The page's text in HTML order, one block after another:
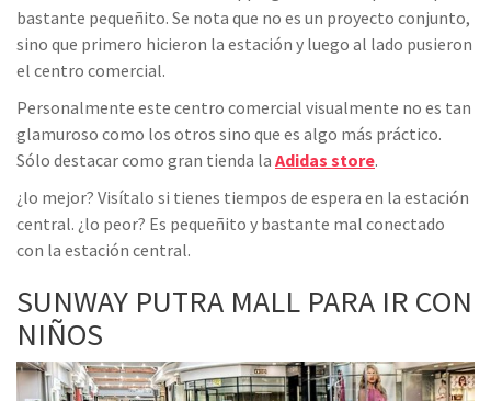
bastante pequeñito. Se nota que no es un proyecto conjunto,
sino que primero hicieron la estación y luego al lado pusieron
el centro comercial.
Personalmente este centro comercial visualmente no es tan
glamuroso como los otros sino que es algo más práctico.
Sólo destacar como gran tienda la Adidas store.
¿lo mejor? Visítalo si tienes tiempos de espera en la estación
central. ¿lo peor? Es pequeñito y bastante mal conectado
con la estación central.
SUNWAY PUTRA MALL PARA IR CON
NIÑOS